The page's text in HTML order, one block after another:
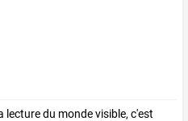
lecturedu mondevisible, c'est